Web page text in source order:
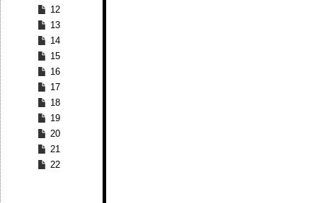
12
13
14
15
16
17
18
19
20
21
22